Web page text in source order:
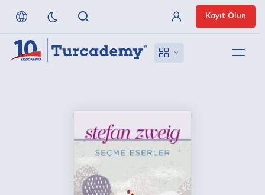
Nasıl Erişirim
Üye Girişi
Kayıt Olun